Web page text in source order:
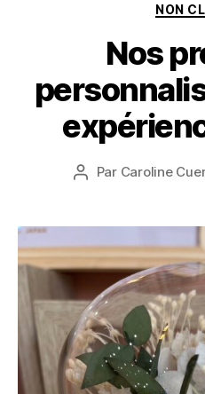
NON
Nos
Par Caroline